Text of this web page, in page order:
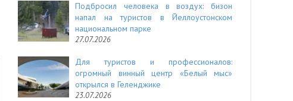
Подбросил человека в воздух: бизон
напал на туристов в Йеллоустонском
национальном парке
27.07.2026
Для туристов и профессионалов:
огромный винный центр «Белый мыс»
открылся в Геленджике
23.07.2026